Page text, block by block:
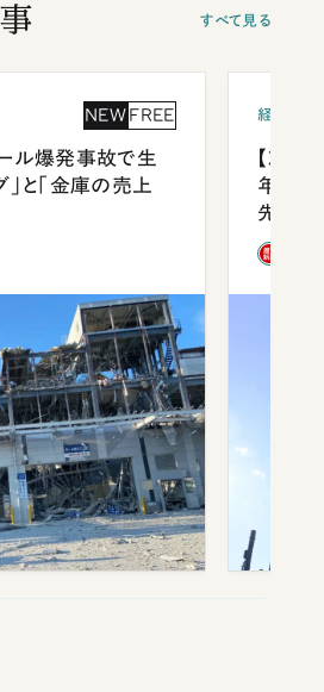
すべて見る
NEW FREE
ール爆発事故で生
」と「金庫の売上
経済・ビ
【就活
年会は
先1位